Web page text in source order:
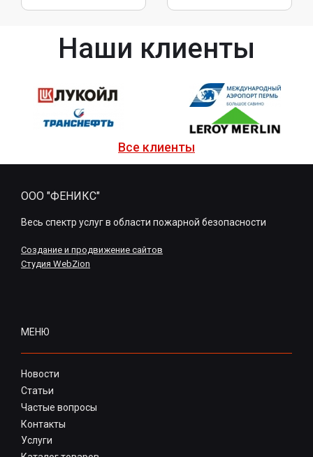
Наши клиенты
Все клиенты
ООО "ФЕНИКС"
Весь спектр услуг в области пожарной безопасности
Создание и продвижение сайтов
Студия WebZion
МЕНЮ
Новости
Статьи
Частые вопросы
Контакты
Услуги